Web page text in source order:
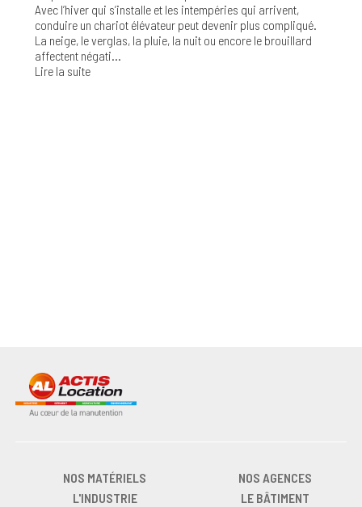
Avec l’hiver qui s’installe et les intempéries qui arrivent,
conduire un chariot élévateur peut devenir plus compliqué.
La neige, le verglas, la pluie, la nuit ou encore le brouillard
affectent négati...
Lire la suite
NOS MATÉRIELS
NOS AGENCES
L'INDUSTRIE
LE BÂTIMENT